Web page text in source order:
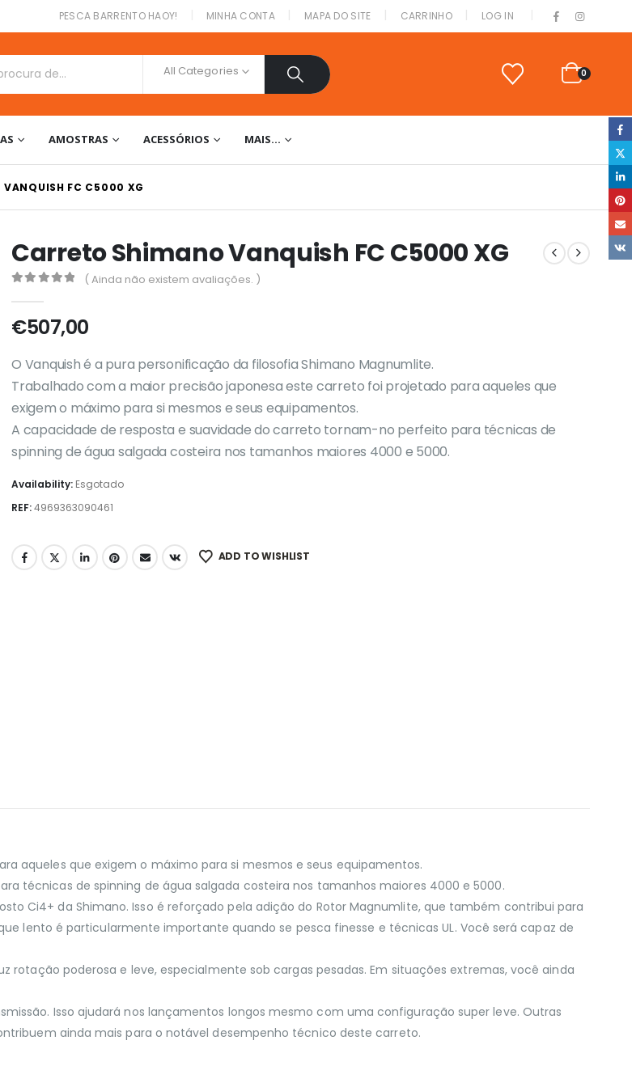
PESCA BARRENTO HAOY! MINHA CONTA MAPA DO SITE CARRINHO LOG IN
All Categories 0
AMOSTRAS ACESSÓRIOS MAIS…
VANQUISH FC C5000 XG
Carreto Shimano Vanquish FC C5000 XG
( Ainda não existem avaliações. )
€507,00
O Vanquish é a pura personificação da filosofia Shimano Magnumlite.
Trabalhado com a maior precisão japonesa este carreto foi projetado para aqueles que
exigem o máximo para si mesmos e seus equipamentos.
A capacidade de resposta e suavidade do carreto tornam-no perfeito para técnicas de
spinning de água salgada costeira nos tamanhos maiores 4000 e 5000.
Availability: Esgotado
REF:4969363090461
ADD TO WISHLIST
aqueles que exigem o máximo para si mesmos e seus equipamentos.
técnicas de spinning de água salgada costeira nos tamanhos maiores 4000 e 5000.
Ci4+ da Shimano. Isso é reforçado pela adição do Rotor Magnumlite, que também contribui para
lento é particularmente importante quando se pesca finesse e técnicas UL. Você será capaz de
rotação poderosa e leve, especialmente sob cargas pesadas. Em situações extremas, você ainda
Isso ajudará nos lançamentos longos mesmo com uma configuração super leve. Outras
ainda mais para o notável desempenho técnico deste carreto.